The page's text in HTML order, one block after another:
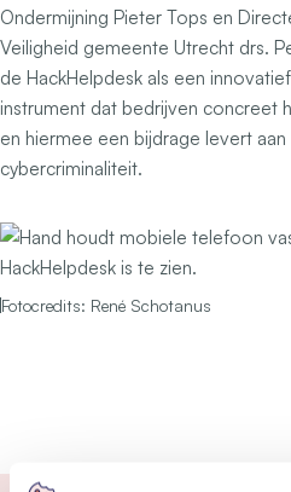
Ondermijning Pieter Tops en
Veiligheid gemeente Utrecht drs.
de HackHelpdesk als een
instrument dat bedrijven concreet
en hiermee een bijdrage levert
cybercriminaliteit.
Fotocredits: René Schotanus